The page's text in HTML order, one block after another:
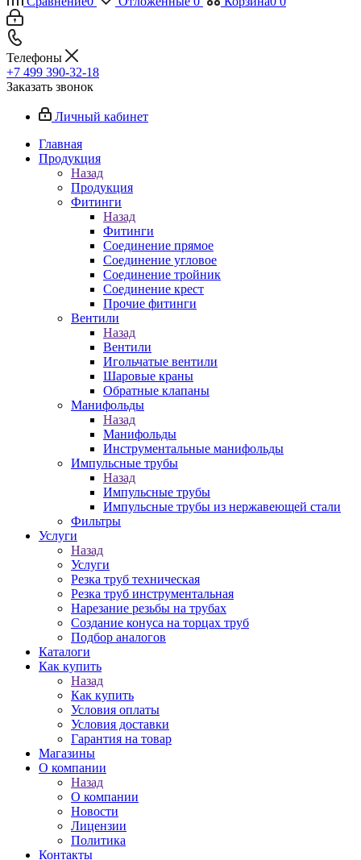
Телефоны
+7 499 390-32-18
Заказать звонок
Личный кабинет
Главная
Продукция
Назад
Продукция
Фитинги
Назад
Фитинги
Соединение прямое
Соединение угловое
Соединение тройник
Соединение крест
Прочие фитинги
Вентили
Назад
Вентили
Игольчатые вентили
Шаровые краны
Обратные клапаны
Манифольды
Назад
Манифольды
Инструментальные манифольды
Импульсные трубы
Назад
Импульсные трубы
Импульсные трубы из нержавеющей стали
Фильтры
Услуги
Назад
Услуги
Резка труб техническая
Резка труб инструментальная
Нарезание резьбы на трубах
Создание конуса на торцах труб
Подбор аналогов
Каталоги
Как купить
Назад
Как купить
Условия оплаты
Условия доставки
Гарантия на товар
Магазины
О компании
Назад
О компании
Новости
Лицензии
Политика
Контакты